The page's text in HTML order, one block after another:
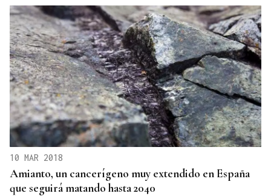
10 MAR 2018
Amianto, un cancerígeno muy extendido en España
que seguirá matando hasta 2040